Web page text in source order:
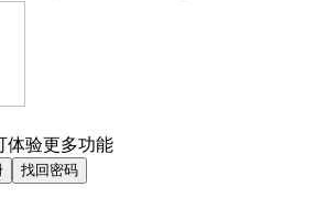
体验更多功能
找回密码